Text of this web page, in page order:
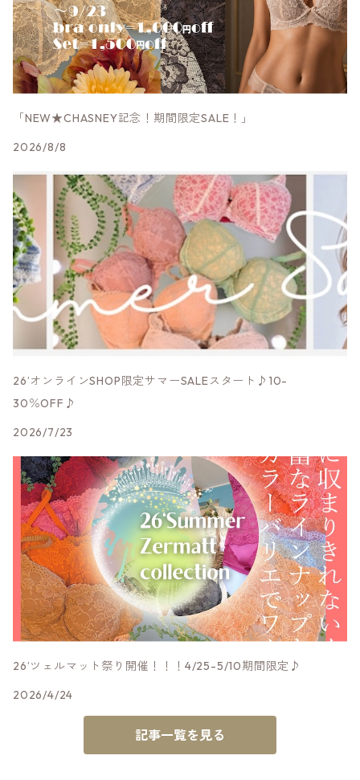
fre.s.cute
MK.b
Bou Jeloud
ルーシー
サマンサ
Eparinaエパリナ
Yaucoヨーコ
narueナルエー
その他ランジェリー
限定★赤ランジェリー
補正ブラ【グラマー】
2段ホック
3段ホック
肩ヒモ幅細
Lサイズ
LLサイズ
Lサイズ
LLサイズ
Mサイズ
Lサイズ
Tバック・タンガ
LLサイズ
Lサイズ
LLサイズ
Mサイズ
Lサイズ
パワーネット
Sサイズ
Lサイズ
LLサイズ
総レース
Sサイズ
Lサイズ
モダール他素材
Mサイズ
Lサイズ
LLサイズ
「NEW★CHASNEY記念！期間限定SALE！」
2026/8/8
26’オンラインSHOP限定サマーSALEスタート♪10-
30％OFF♪
2026/7/23
26’ツェルマット祭り開催！！！4/25-5/10期間限定♪
2026/4/24
記事一覧を見る